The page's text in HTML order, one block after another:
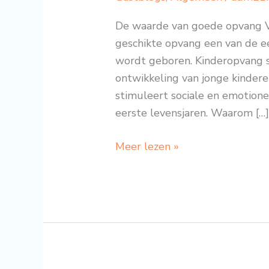
De waarde van goede opvang
geschikte opvang een van de
wordt geboren.
ontwikkeling van jonge
stimuleert sociale en
eerste levensjaren. Waarom […]
Meer lezen »